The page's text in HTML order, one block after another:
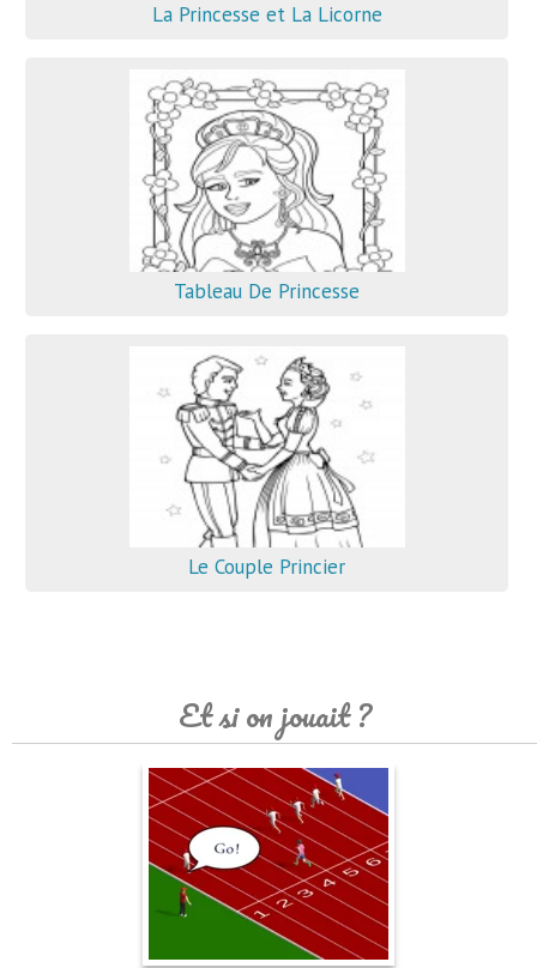
La Princesse et La Licorne
Tableau De Princesse
Le Couple Princier
Et si on jouait ?